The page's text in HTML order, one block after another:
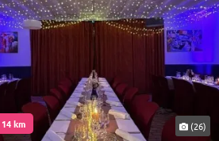
km (26)